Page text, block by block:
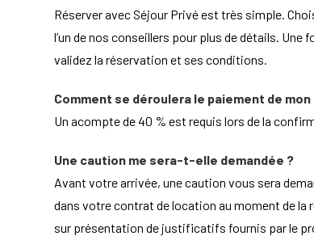
Réserver avec Séjour Privé est très simple.
l’un de nos conseillers pour plus de détails.
validez la réservation et ses conditions.
Comment se déroulera le paiement de
Un acompte de 40 % est requis lors de la
Une caution me sera-t-elle demandée ?
Avant votre arrivée, une caution vous sera
dans votre contrat de location au moment de la
sur présentation de justificatifs fournis par le